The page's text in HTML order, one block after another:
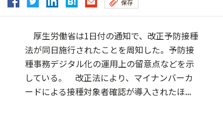
保存
厚生労働省は1日付の通知で、改正予防接種
法が同日施行されたことを周知した。予防接
種事務デジタル化の運用上の留意点などを示
している。 改正法により、マイナンバーカ
ードによる接種対象者確認が導入されたほ...